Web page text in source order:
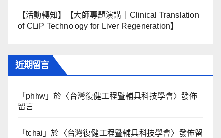
【活動轉知】【大師專題演講｜Clinical Translation
of CLiP Technology for Liver Regeneration】
近期留言
「 phhw 」於〈台灣復健工程暨輔具科技學會〉發佈
留言
「tchai 」於〈台灣復健工程暨輔具科技學會〉發佈留